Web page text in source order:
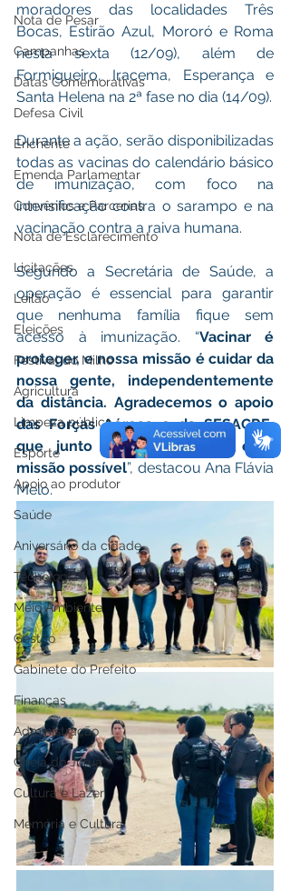
Nota de Pesar
Campanhas
Datas Comemorativas
Defesa Civil
Enchente
Emenda Parlamentar
Convênios e Parcerias
Nota de Esclarecimento
Licitações
Leilão
Eleições
Festival do Milho
Agricultura
Limpeza pública
Esporte
Apoio ao produtor
Saúde
Aniversário da cidade
Tecnologia
Meio Ambiente
Gestão
Gabinete do Prefeito
Finanças
Administração
Cheia do Juruá
Cultura e Lazer
Memória e Cultura
moradores das localidades Três
Bocas, Estirão Azul, Mororó e Roma
nesta sexta (12/09), além de
Formigueiro, Iracema, Esperança e
Santa Helena na 2ª fase no dia (14/09).
Durante a ação, serão disponibilizadas
todas as vacinas do calendário básico
de imunização, com foco na
intensificação contra o sarampo e na
vacinação contra a raiva humana.
Segundo a Secretária de Saúde, a
operação é essencial para garantir
que nenhuma família fique sem
acesso à imunização. “Vacinar é
proteger, e nossa missão é cuidar da
nossa gente, independentemente
da distância. Agradecemos o apoio
das Forças Aéreas e da SESACRE,
que junto conosco tornam essa
missão possível”, destacou Ana Flávia
Melo.